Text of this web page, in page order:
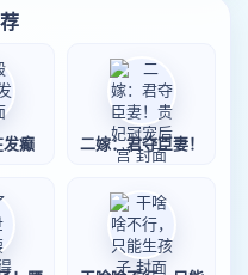
发癫 二嫁：君夺臣妻！